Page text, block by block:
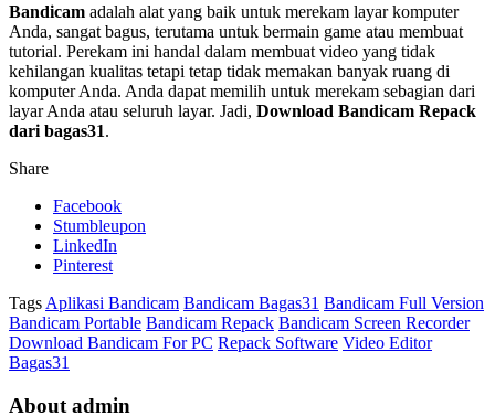
Bandicam adalah alat yang baik untuk merekam layar komputer
Anda, sangat bagus, terutama untuk bermain game atau membuat
tutorial. Perekam ini handal dalam membuat video yang tidak
kehilangan kualitas tetapi tetap tidak memakan banyak ruang di
komputer Anda. Anda dapat memilih untuk merekam sebagian dari
layar Anda atau seluruh layar. Jadi, Download Bandicam Repack
dari bagas31.
Share
Facebook
Stumbleupon
LinkedIn
Pinterest
Tags Aplikasi Bandicam Bandicam Bagas31 Bandicam Full Version
Bandicam Portable Bandicam Repack Bandicam Screen Recorder
Download Bandicam For PC Repack Software Video Editor
Bagas31
About admin